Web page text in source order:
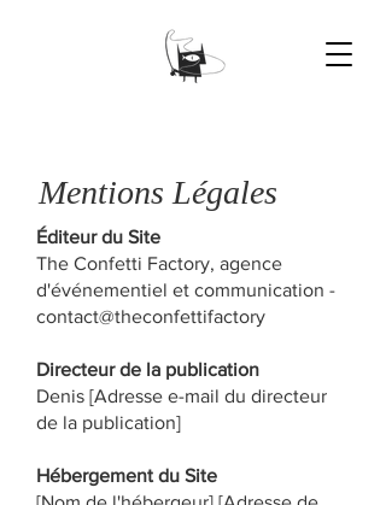
Mentions Légales
Éditeur du Site
The Confetti Factory, agence
d'événementiel et communication -
contact@theconfettifactory
Directeur de la publication
Denis [Adresse e-mail du directeur
de la publication]
Hébergement du Site